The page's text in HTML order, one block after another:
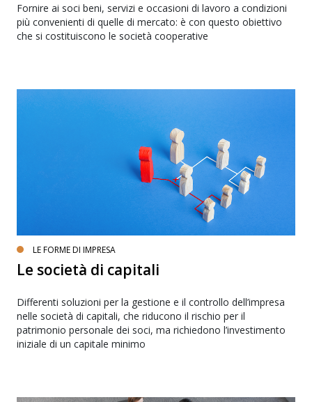
Fornire ai soci beni, servizi e occasioni di lavoro a condizioni
più convenienti di quelle di mercato: è con questo obiettivo
che si costituiscono le società cooperative
LE FORME DI IMPRESA
Le società di capitali
Differenti soluzioni per la gestione e il controllo dell’impresa
nelle società di capitali, che riducono il rischio per il
patrimonio personale dei soci, ma richiedono l’investimento
iniziale di un capitale minimo